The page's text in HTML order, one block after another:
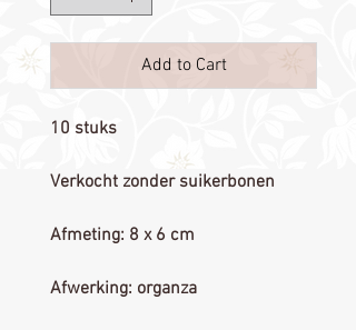
Add to Cart
10 stuks
Verkocht zonder suikerbonen
Afmeting: 8 x 6 cm
Afwerking: organza